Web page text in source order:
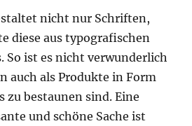
nicht nur Schriften,
diese aus typografischen
So ist es nicht verwunderlich
auch als Produkte in Form
bestaunen sind. Eine
und schöne Sache ist